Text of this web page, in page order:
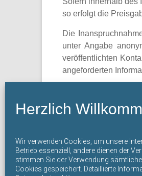
Herzlich
Wir verwenden Cookies, um unsere
Betrieb essenziell, andere dienen der
stimmen Sie der Verwendung
Cookies gespeichert. Detaillierte
so erfolgt die
Die
unter Angabe
veröffentlichten
angeforderten
5.
Dokumentes in